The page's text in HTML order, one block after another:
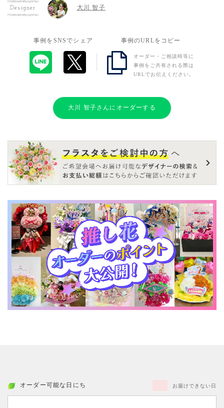
Designer 大川 智子
事例をSNSでシェア 事例のURLをコピー
オーダー・ご相談時等に
事例をご共有される際は
URLでお伝えください。
大川 智子さんにオーダーする
オーダー可能な日にち お届けできない日